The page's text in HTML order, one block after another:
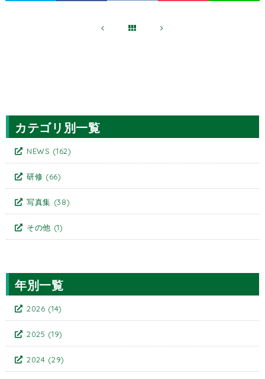
カテゴリ別一覧
NEWS (162)
研修 (66)
写真集 (38)
その他 (1)
年別一覧
2026 (14)
2025 (19)
2024 (29)